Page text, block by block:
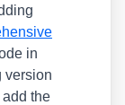
in
ver­si­on
the